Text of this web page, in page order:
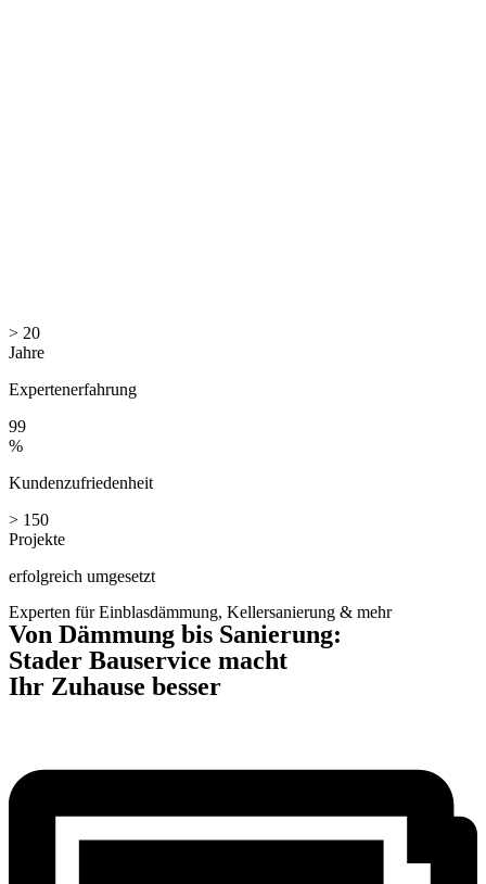
> 20
Jahre
Expertenerfahrung
99
%
Kundenzufriedenheit
> 150
Projekte
erfolgreich umgesetzt
Experten für Einblasdämmung, Kellersanierung & mehr
Von Dämmung bis Sanierung:
Stader Bauservice macht
Ihr Zuhause besser